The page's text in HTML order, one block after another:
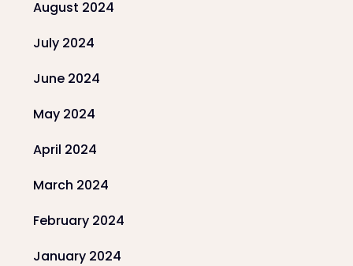
August 2024
July 2024
June 2024
May 2024
April 2024
March 2024
February 2024
January 2024